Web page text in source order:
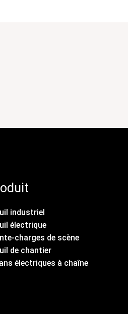
industriel
électrique
charges de scène
de chantier
électriques à chaîne